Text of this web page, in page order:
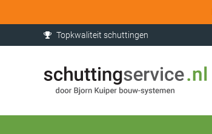
Topkwaliteit schuttingen